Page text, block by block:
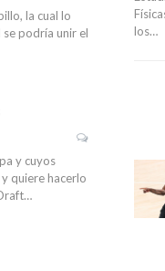
la cual lo
se podría unir el
y cuyos
quiere hacerlo
los…